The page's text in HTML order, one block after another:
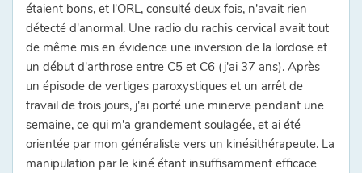
étaient bons, et l'ORL, consulté deux fois, n'avait rien
détecté d'anormal. Une radio du rachis cervical avait tout
de même mis en évidence une inversion de la lordose et
un début d'arthrose entre C5 et C6 (j'ai 37 ans). Après
un épisode de vertiges paroxystiques et un arrêt de
travail de trois jours, j'ai porté une minerve pendant une
semaine, ce qui m'a grandement soulagée, et ai été
orientée par mon généraliste vers un kinésithérapeute. La
manipulation par le kiné étant insuffisamment efficace